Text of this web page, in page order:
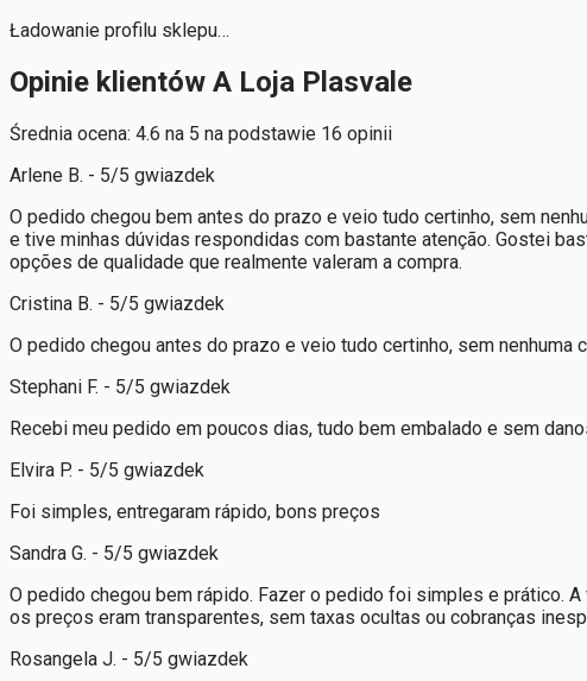
Ładowanie profilu sklepu…
Opinie klientów A Loja Plasvale
Średnia ocena: 4.6 na 5 na podstawie 16 opinii
Arlene B. - 5/5 gwiazdek
O pedido chegou bem antes do prazo e veio tudo certinho, sem
e tive minhas dúvidas respondidas com bastante atenção. Gostei
opções de qualidade que realmente valeram a compra.
Cristina B. - 5/5 gwiazdek
O pedido chegou antes do prazo e veio tudo certinho, sem nenhuma
Stephani F. - 5/5 gwiazdek
Recebi meu pedido em poucos dias, tudo bem embalado e sem
Elvira P. - 5/5 gwiazdek
Foi simples, entregaram rápido, bons preços
Sandra G. - 5/5 gwiazdek
O pedido chegou bem rápido. Fazer o pedido foi simples e prático.
os preços eram transparentes, sem taxas ocultas ou cobranças
Rosangela J. - 5/5 gwiazdek